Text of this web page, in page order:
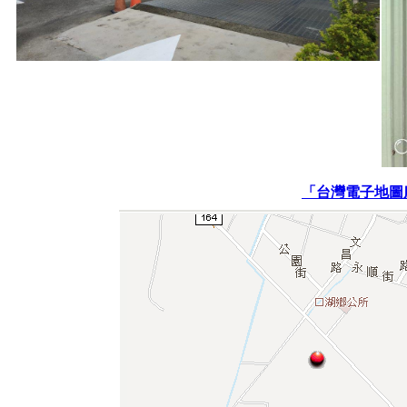
「台灣電子地